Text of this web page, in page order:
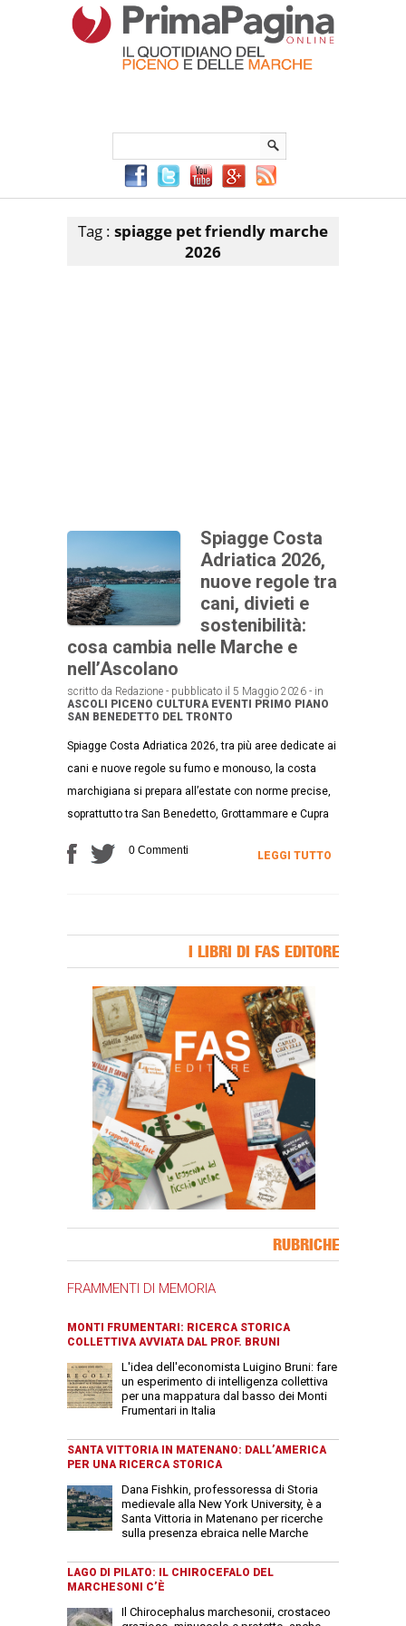
spiagge pet friendly marche 2026
Tag : spiagge pet friendly marche
2026
Spiagge Costa
Adriatica 2026,
nuove regole tra
cani, divieti e
sostenibilità:
cosa cambia nelle Marche e
nell’Ascolano
scritto da Redazione - pubblicato il 5 Maggio 2026 - in
ASCOLI PICENO CULTURA EVENTI PRIMO PIANO
SAN BENEDETTO DEL TRONTO
Spiagge Costa Adriatica 2026, tra più aree dedicate ai
cani e nuove regole su fumo e monouso, la costa
marchigiana si prepara all’estate con norme precise,
soprattutto tra San Benedetto, Grottammare e Cupra
0 Commenti LEGGI TUTTO
I LIBRI DI FAS EDITORE
RUBRICHE
FRAMMENTI DI MEMORIA
MONTI FRUMENTARI: RICERCA STORICA
COLLETTIVA AVVIATA DAL PROF. BRUNI
L'idea dell'economista Luigino Bruni: fare
un esperimento di intelligenza collettiva
per una mappatura dal basso dei Monti
Frumentari in Italia
SANTA VITTORIA IN MATENANO: DALL’AMERICA
PER UNA RICERCA STORICA
Dana Fishkin, professoressa di Storia
medievale alla New York University, è a
Santa Vittoria in Matenano per ricerche
sulla presenza ebraica nelle Marche
LAGO DI PILATO: IL CHIROCEFALO DEL
MARCHESONI C’È
Il Chirocephalus marchesonii, crostaceo